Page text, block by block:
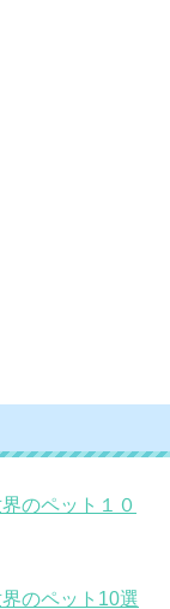
のペット１０
のペット10選